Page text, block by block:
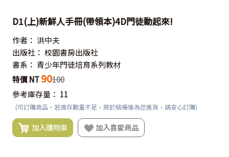
D1(上)新鮮人手冊(帶領本)4D門徒動起來!
作者： 洪中夫
出版社： 校園書房出版社
書系： 青少年門徒培育系列教材
特價 NT 90100
參考庫存量： 11
(可訂購商品，若庫存數量不足，將於結帳後為您進貨，請安心訂購)
加入購物車 加入喜愛商品